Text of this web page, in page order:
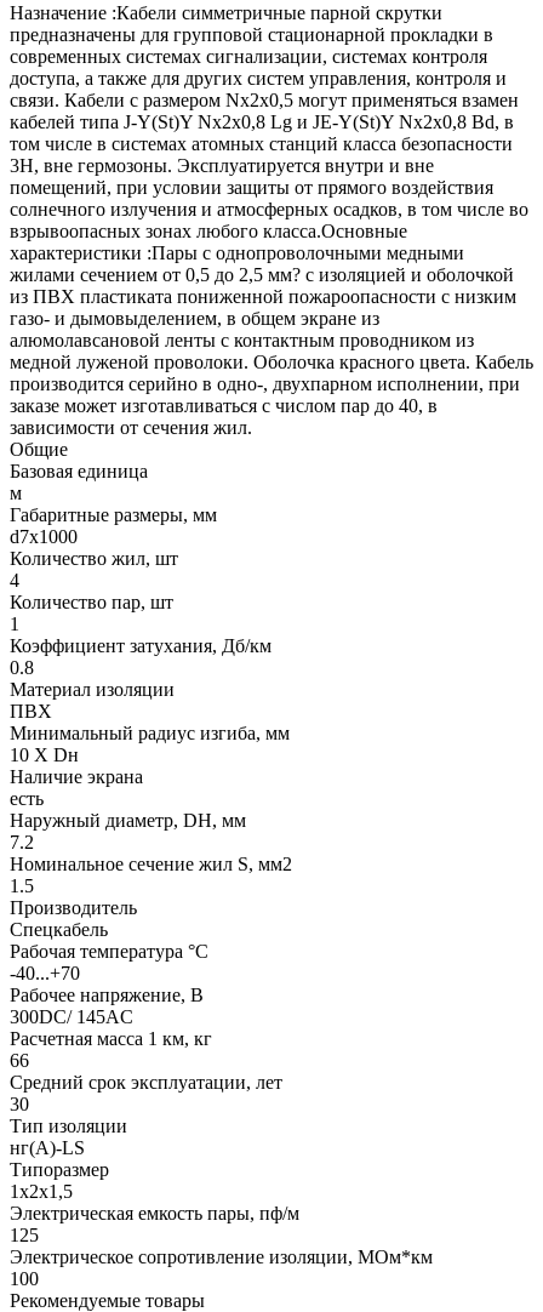
Назначение :Кабели симметричные парной скрутки
предназначены для групповой стационарной прокладки в
современных системах сигнализации, системах контроля
доступа, а также для других систем управления, контроля и
связи. Кабели с размером Nx2x0,5 могут применяться взамен
кабелей типа J-Y(St)Y Nx2x0,8 Lg и JE-Y(St)Y Nx2x0,8 Bd, в
том числе в системах атомных станций класса безопасности
3Н, вне гермозоны. Эксплуатируется внутри и вне
помещений, при условии защиты от прямого воздействия
солнечного излучения и атмосферных осадков, в том числе во
взрывоопасных зонах любого класса.Основные
характеристики :Пары с однопроволочными медными
жилами сечением от 0,5 до 2,5 мм? с изоляцией и оболочкой
из ПВХ пластиката пониженной пожароопасности с низким
газо- и дымовыделением, в общем экране из
алюмолавсановой ленты с контактным проводником из
медной луженой проволоки. Оболочка красного цвета. Кабель
производится серийно в одно-, двухпарном исполнении, при
заказе может изготавливаться с числом пар до 40, в
зависимости от сечения жил.
Общие
Базовая единица
м
Габаритные размеры, мм
d7x1000
Количество жил, шт
4
Количество пар, шт
1
Коэффициент затухания, Дб/км
0.8
Материал изоляции
ПВХ
Минимальный радиус изгиба, мм
10 X Dн
Наличие экрана
есть
Наружный диаметр, DH, мм
7.2
Номинальное сечение жил S, мм2
1.5
Производитель
Спецкабель
Рабочая температура °C
-40...+70
Рабочее напряжение, В
300DC/ 145AC
Расчетная масса 1 км, кг
66
Средний срок эксплуатации, лет
30
Тип изоляции
нг(A)-LS
Типоразмер
1x2x1,5
Электрическая емкость пары, пф/м
125
Электрическое сопротивление изоляции, МОм*км
100
Рекомендуемые товары